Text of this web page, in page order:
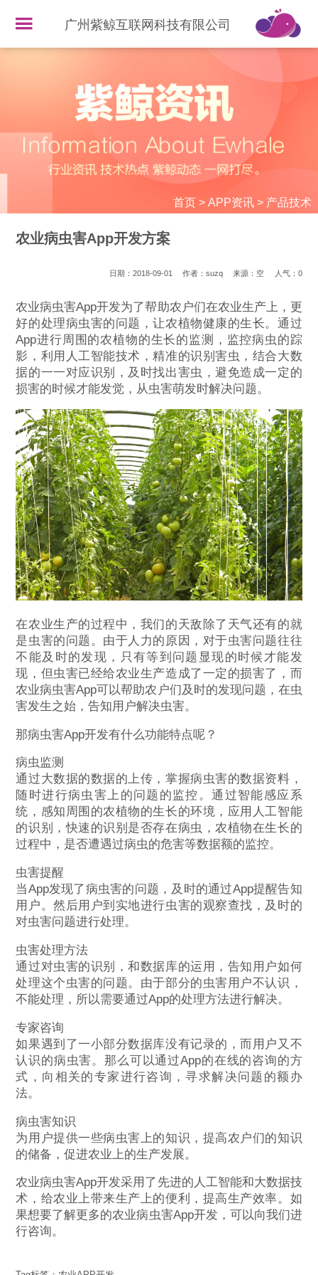
广州紫鲸互联网科技有限公司
首页> APP资讯> 产品技术
农业病虫害App开发方案
日期：2018-09-01 作者：suzq 来源：空 人气： 0
农业病虫害App开发为了帮助农户们在农业生产上，更
好的处理病虫害的问题，让农植物健康的生长。通过
App进行周围的农植物的生长的监测，监控病虫的踪
影，利用人工智能技术，精准的识别害虫，结合大数
据的一一对应识别，及时找出害虫，避免造成一定的
损害的时候才能发觉，从虫害萌发时解决问题。
在农业生产的过程中，我们的天敌除了天气还有的就
是虫害的问题。由于人力的原因，对于虫害问题往往
不能及时的发现，只有等到问题显现的时候才能发
现，但虫害已经给农业生产造成了一定的损害了，而
农业病虫害App可以帮助农户们及时的发现问题，在虫
害发生之始，告知用户解决虫害。
那病虫害App开发有什么功能特点呢？
病虫监测
通过大数据的数据的上传，掌握病虫害的数据资料，
随时进行病虫害上的问题的监控。通过智能感应系
统，感知周围的农植物的生长的环境，应用人工智能
的识别，快速的识别是否存在病虫，农植物在生长的
过程中，是否遭遇过病虫的危害等数据额的监控。
虫害提醒
当App发现了病虫害的问题，及时的通过App提醒告知
用户。然后用户到实地进行虫害的观察查找，及时的
对虫害问题进行处理。
虫害处理方法
通过对虫害的识别，和数据库的运用，告知用户如何
处理这个虫害的问题。由于部分的虫害用户不认识，
不能处理，所以需要通过App的处理方法进行解决。
专家咨询
如果遇到了一小部分数据库没有记录的，而用户又不
认识的病虫害。那么可以通过App的在线的咨询的方
式，向相关的专家进行咨询，寻求解决问题的额办
法。
病虫害知识
为用户提供一些病虫害上的知识，提高农户们的知识
的储备，促进农业上的生产发展。
农业病虫害App开发采用了先进的人工智能和大数据技
术，给农业上带来生产上的便利，提高生产效率。如
果想要了解更多的农业病虫害App开发，可以向我们进
行咨询。